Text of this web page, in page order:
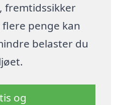
fremtidssikker
penge kan
belaster du
og